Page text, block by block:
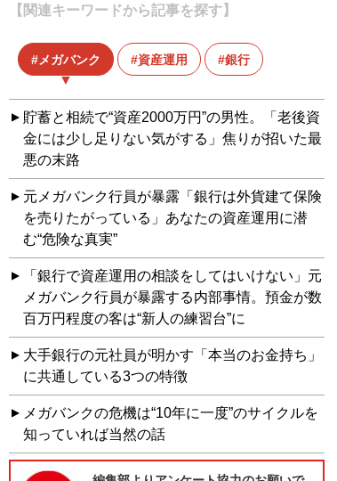
【関連キーワードから記事を探す】
メガバンク 資産運用 銀行
貯蓄と相続で“資産2000万円”の男性。「老後資
金には少し足りない気がする」焦りが招いた最
悪の末路
元メガバンク行員が暴露「銀行は外貨建て保険
を売りたがっている」あなたの資産運用に潜
む“危険な真実”
「銀行で資産運用の相談をしてはいけない」元
メガバンク行員が暴露する内部事情。預金が数
百万円程度の客は“新人の練習台”に
大手銀行の元社員が明かす「本当のお金持ち」
に共通している3つの特徴
メガバンクの危機は“10年に一度”のサイクルを
知っていれば当然の話